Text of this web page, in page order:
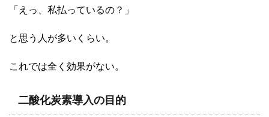
「えっ、私払っているの？」
と思う人が多いくらい。
これでは全く効果がない。
二酸化炭素導入の目的